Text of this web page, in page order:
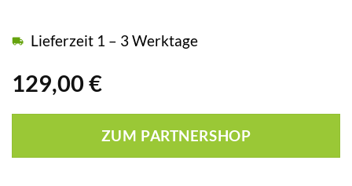
129,00 €
Lieferzeit 1 – 3 Werktage
ZUM PARTNERSHOP